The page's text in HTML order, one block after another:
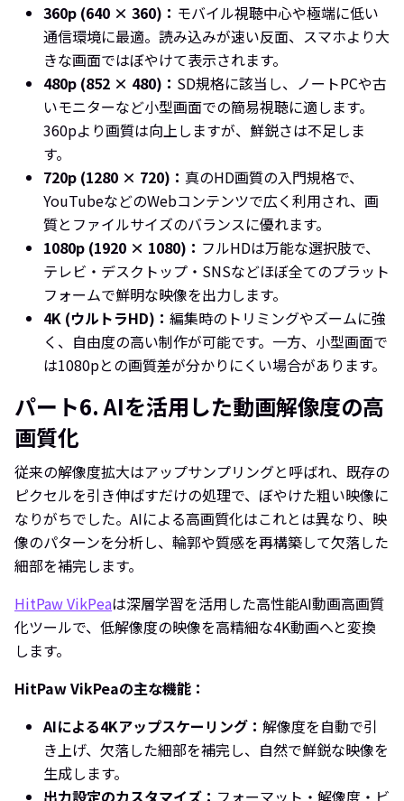
360p (640 × 360)： モバイル視聴中心や極端に低い
通信環境に最適。読み込みが速い反面、スマホより大
きな画面ではぼやけて表示されます。
480p (852 × 480)： SD規格に該当し、ノートPCや古
いモニターなど小型画面での簡易視聴に適します。
360pより画質は向上しますが、鮮鋭さは不足しま
す。
720p (1280 × 720)： 真のHD画質の入門規格で、
YouTubeなどのWebコンテンツで広く利用され、画
質とファイルサイズのバランスに優れます。
1080p (1920 × 1080)： フルHDは万能な選択肢で、
テレビ・デスクトップ・SNSなどほぼ全てのプラット
フォームで鮮明な映像を出力します。
4K (ウルトラHD)： 編集時のトリミングやズームに強
く、自由度の高い制作が可能です。一方、小型画面で
は1080pとの画質差が分かりにくい場合があります。
パート6. AIを活用した動画解像度の高
画質化
従来の解像度拡大はアップサンプリングと呼ばれ、既存の
ピクセルを引き伸ばすだけの処理で、ぼやけた粗い映像に
なりがちでした。AIによる高画質化はこれとは異なり、映
像のパターンを分析し、輪郭や質感を再構築して欠落した
細部を補完します。
HitPaw VikPeaは深層学習を活用した高性能AI動画高画質
化ツールで、低解像度の映像を高精細な4K動画へと変換
します。
HitPaw VikPeaの主な機能：
AIによる4Kアップスケーリング： 解像度を自動で引
き上げ、欠落した細部を補完し、自然で鮮鋭な映像を
生成します。
出力設定のカスタマイズ： フォーマット・解像度・ビ